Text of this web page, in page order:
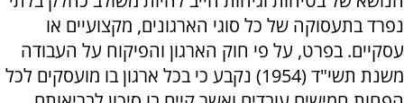
נפרד בתעסוקה של כל סוגי הארגונים, מקצועיים או
עסקיים. בפרט, על פי חוק הארגון והפיקוח על העבודה
משנת תשי"ד (1954) נקבע כי בכל ארגון בו מועסקים לכל